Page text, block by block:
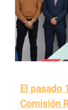
El pasado
Comisión